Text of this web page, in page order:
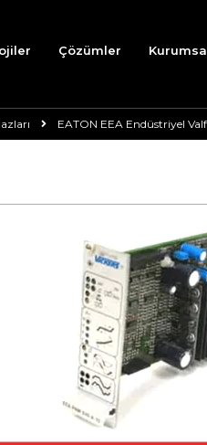
Çözümler
EATON EEA Endüstriyel